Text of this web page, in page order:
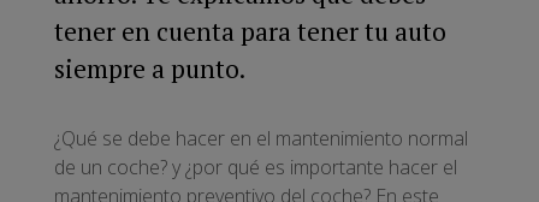
tener en cuenta para tener tu auto
siempre a punto.
¿Qué se debe hacer en el mantenimiento normal
de un coche? y ¿por qué es importante hacer el
mantenimiento preventivo del coche? En este